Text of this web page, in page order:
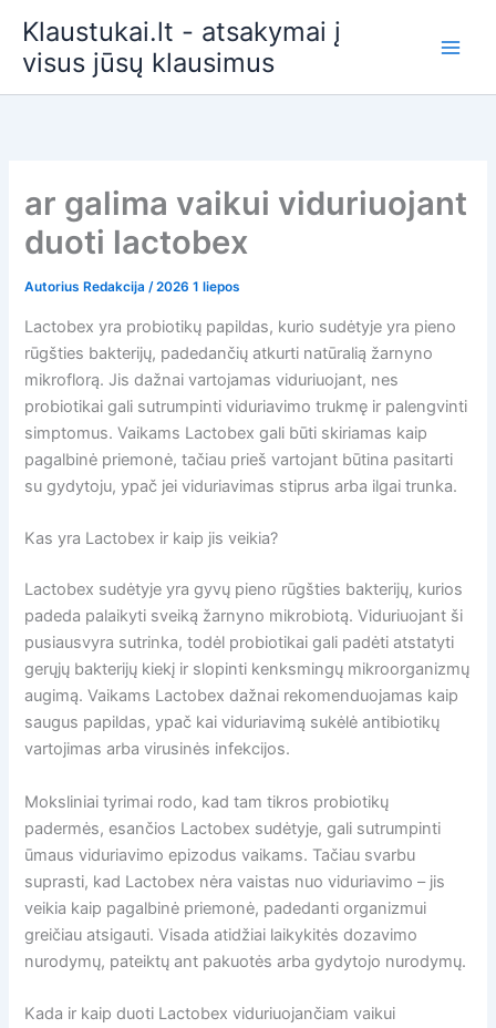
prie
turinio
Klaustukai.lt - atsakymai į
visus jūsų klausimus
ar galima vaikui viduriuojant
duoti lactobex
Autorius Redakcija/2026 1 liepos
Lactobex yra probiotikų papildas, kurio sudėtyje yra pieno
rūgšties bakterijų, padedančių atkurti natūralią žarnyno
mikroflorą. Jis dažnai vartojamas viduriuojant, nes
probiotikai gali sutrumpinti viduriavimo trukmę ir palengvinti
simptomus. Vaikams Lactobex gali būti skiriamas kaip
pagalbinė priemonė, tačiau prieš vartojant būtina pasitarti
su gydytoju, ypač jei viduriavimas stiprus arba ilgai trunka.
Kas yra Lactobex ir kaip jis veikia?
Lactobex sudėtyje yra gyvų pieno rūgšties bakterijų, kurios
padeda palaikyti sveiką žarnyno mikrobiotą. Viduriuojant ši
pusiausvyra sutrinka, todėl probiotikai gali padėti atstatyti
gerųjų bakterijų kiekį ir slopinti kenksmingų mikroorganizmų
augimą. Vaikams Lactobex dažnai rekomenduojamas kaip
saugus papildas, ypač kai viduriavimą sukėlė antibiotikų
vartojimas arba virusinės infekcijos.
Moksliniai tyrimai rodo, kad tam tikros probiotikų
padermės, esančios Lactobex sudėtyje, gali sutrumpinti
ūmaus viduriavimo epizodus vaikams. Tačiau svarbu
suprasti, kad Lactobex nėra vaistas nuo viduriavimo – jis
veikia kaip pagalbinė priemonė, padedanti organizmui
greičiau atsigauti. Visada atidžiai laikykitės dozavimo
nurodymų, pateiktų ant pakuotės arba gydytojo nurodymų.
Kada ir kaip duoti Lactobex viduriuojančiam vaikui